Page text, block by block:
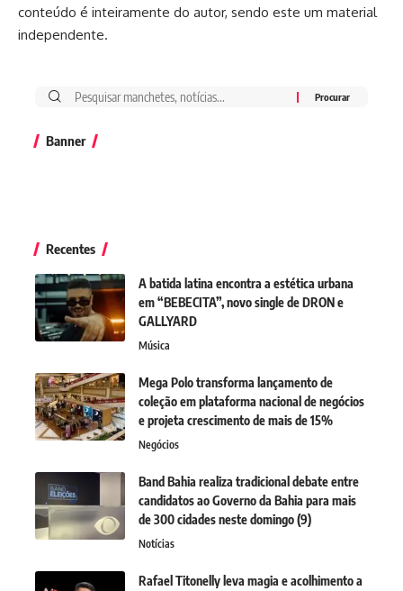
conteúdo é inteiramente do autor, sendo este um material
independente.
Banner
Recentes
A batida latina encontra a estética urbana
em “BEBECITA”, novo single de DRON e
GALLYARD
Música
Mega Polo transforma lançamento de
coleção em plataforma nacional de negócios
e projeta crescimento de mais de 15%
Negócios
Band Bahia realiza tradicional debate entre
candidatos ao Governo da Bahia para mais
de 300 cidades neste domingo (9)
Notícias
Rafael Titonelly leva magia e acolhimento a